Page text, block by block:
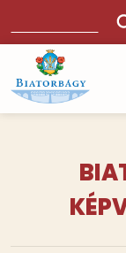
tartalomra